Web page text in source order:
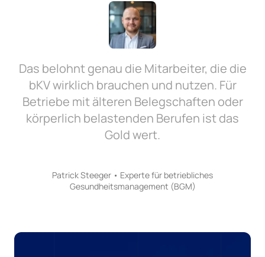
Das belohnt genau die Mitarbeiter, die die
bKV wirklich brauchen und nutzen. Für
Betriebe mit älteren Belegschaften oder
körperlich belastenden Berufen ist das
Gold wert.